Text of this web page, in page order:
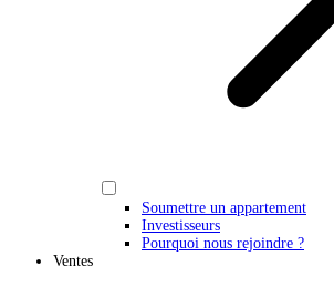
Soumettre un appartement
Investisseurs
Pourquoi nous rejoindre ?
Ventes